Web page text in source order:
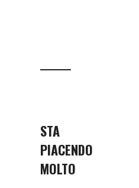
STA
PIACENDO
MOLTO